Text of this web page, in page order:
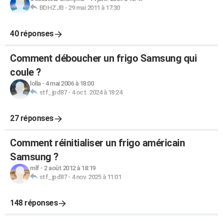
BDHZJB- 29 mai 2011 à 17:30
40 réponses
Comment déboucher un frigo Samsung qui
coule ?
lolla- 4 mai 2006 à 18:00
stf_jpd87- 4 oct. 2024 à 18:24
27 réponses
Comment réinitialiser un frigo américain
Samsung ?
mlf- 2 août 2012 à 18:19
stf_jpd87- 4 nov. 2025 à 11:01
148 réponses